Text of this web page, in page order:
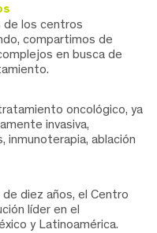
de los centros
compartimos de
en busca de
oncológico, ya
invasiva,
inmunoterapia, ablación
diez años, el Centro
líder en el
y Latinoamérica.